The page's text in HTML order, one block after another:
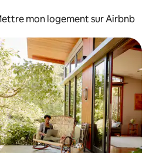
mon logement sur Airbnb